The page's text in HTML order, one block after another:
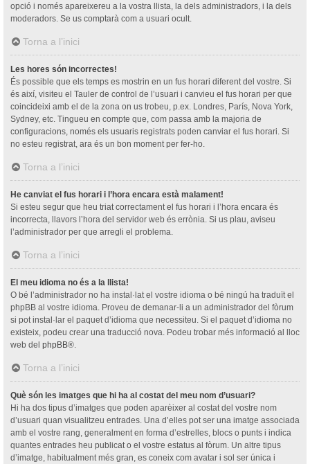
opció i només apareixereu a la vostra llista, la dels administradors, i la dels
moderadors. Se us comptarà com a usuari ocult.
Torna a l’inici
Les hores són incorrectes!
És possible que els temps es mostrin en un fus horari diferent del vostre. Si
és així, visiteu el Tauler de control de l’usuari i canvieu el fus horari per que
coincideixi amb el de la zona on us trobeu, p.ex. Londres, París, Nova York,
Sydney, etc. Tingueu en compte que, com passa amb la majoria de
configuracions, només els usuaris registrats poden canviar el fus horari. Si
no esteu registrat, ara és un bon moment per fer-ho.
Torna a l’inici
He canviat el fus horari i l’hora encara està malament!
Si esteu segur que heu triat correctament el fus horari i l’hora encara és
incorrecta, llavors l’hora del servidor web és errònia. Si us plau, aviseu
l’administrador per que arregli el problema.
Torna a l’inici
El meu idioma no és a la llista!
O bé l’administrador no ha instal·lat el vostre idioma o bé ningú ha traduït el
phpBB al vostre idioma. Proveu de demanar-li a un administrador del fòrum
si pot instal·lar el paquet d’idioma que necessiteu. Si el paquet d’idioma no
existeix, podeu crear una traducció nova. Podeu trobar més informació al lloc
web del phpBB®.
Torna a l’inici
Què són les imatges que hi ha al costat del meu nom d’usuari?
Hi ha dos tipus d’imatges que poden aparèixer al costat del vostre nom
d’usuari quan visualitzeu entrades. Una d’elles pot ser una imatge associada
amb el vostre rang, generalment en forma d’estrelles, blocs o punts i indica
quantes entrades heu publicat o el vostre estatus al fòrum. Un altre tipus
d’imatge, habitualment més gran, es coneix com avatar i sol ser única i